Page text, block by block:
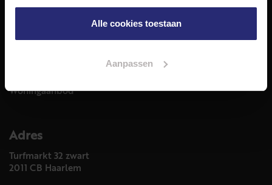
gebruiken.
Alle cookies toestaan
Aanpassen
Meer informatie over
Woningaanbod
Adres
Turfmarkt 32 zwart
2011 CB Haarlem